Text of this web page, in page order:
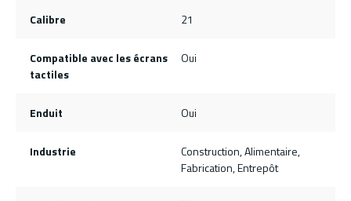
Calibre 21
Compatible avec les écrans
tactiles
Oui
Enduit Oui
Industrie
Construction, Alimentaire,
Fabrication, Entrepôt